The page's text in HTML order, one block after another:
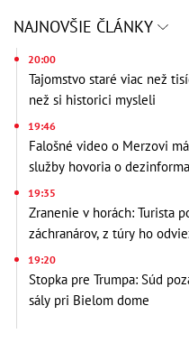
NAJNOVŠIE ČLÁNKY
20:00
Tajomstvo staré viac než
než si historici mysleli
19:46
Falošné video o Merzovi
služby hovoria o
19:35
Zranenie v horách: Turista
záchranárov, z túry ho
19:20
Stopka pre Trumpa: Súd
sály pri Bielom dome